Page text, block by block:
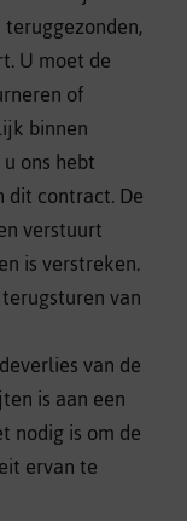
U moet de
of
binnen
ons hebt
dit contract. De
verstuurt
is verstreken.
van
van de
is aan een
nodig is om de
ervan te